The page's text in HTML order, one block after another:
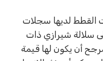
القطط لديها سجلات
سلالة شيرازي ذات
أن يكون لها قيمة